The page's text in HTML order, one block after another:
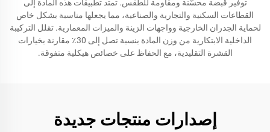
توفير قبضة محسّنة ومقاومة للطقس. تمتد تطبيقات هذه المادة إلى
القطاعات السكنية والتجارية والصناعية، مما يجعلها مناسبة بشكل خاص
لحماية الجدران الخارجية وواجهات الزينة والميزات المعمارية. تقلل التركيبة
الداخلية الابتكارية من وزن المادة بنسبة تصل إلى 30٪ مقارنة بخيارات
القشرة التقليدية، مع الحفاظ على خصائص هيكلية متفوقة.
إصدارات منتجات جديدة